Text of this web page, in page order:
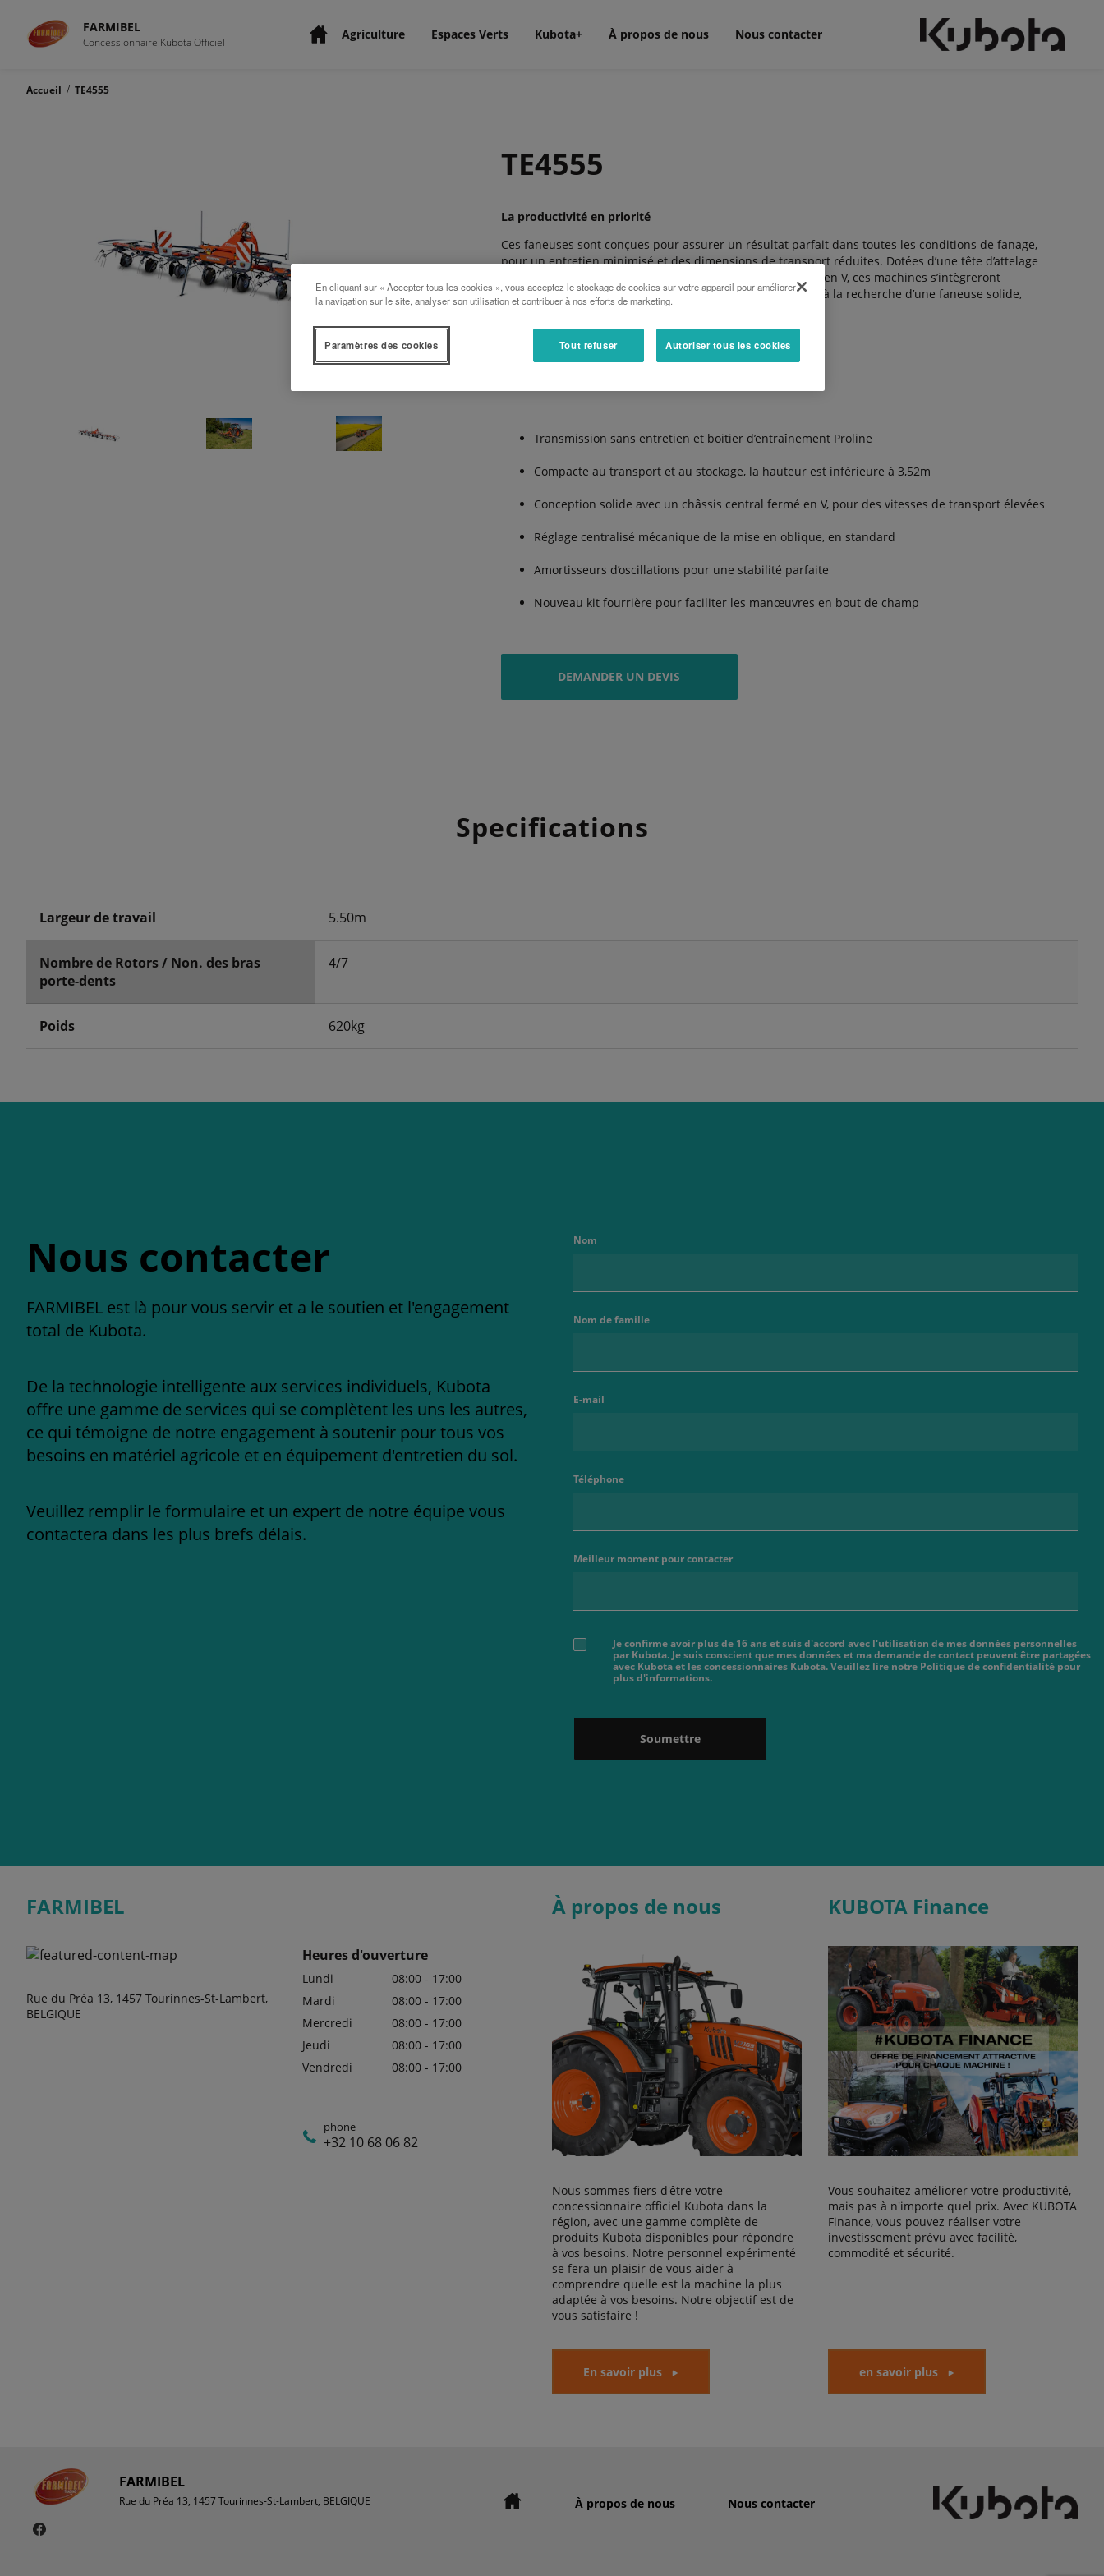
FARMIBEL
Concessionnaire Kubota Officiel Agriculture Espaces Verts Kubota+ À propos de nous Nous contacter
Accueil / TE4555
TE4555
La productivité en priorité
Ces faneuses sont conçues pour assurer un résultat parfait dans toutes les conditions de fanage,
pour un entretien minimisé et des dimensions de transport réduites. Dotées d’une tête d’attelage
robuste entièrement fermée et d’un solide châssis central en V, ces machines s’intègreront
parfaitement aux besoins des agriculteurs professionnels à la recherche d’une faneuse solide,
efficace et polyvalente.
Les avantages:
Transmission sans entretien et boitier d’entraînement Proline
Compacte au transport et au stockage, la hauteur est inférieure à 3,52m
Conception solide avec un châssis central fermé en V, pour des vitesses de transport élevées
Réglage centralisé mécanique de la mise en oblique, en standard
Amortisseurs d’oscillations pour une stabilité parfaite
Nouveau kit fourrière pour faciliter les manœuvres en bout de champ
DEMANDER UN DEVIS
Specifications
Largeur de travail 5.50m
Nombre de Rotors / Non. des bras
porte-dents
4/7
Poids 620kg
Nous contacter
FARMIBEL est là pour vous servir et a le soutien et l'engagement
total de Kubota.
De la technologie intelligente aux services individuels, Kubota
offre une gamme de services qui se complètent les uns les autres,
ce qui témoigne de notre engagement à soutenir pour tous vos
besoins en matériel agricole et en équipement d'entretien du sol.
Veuillez remplir le formulaire et un expert de notre équipe vous
contactera dans les plus brefs délais.
Nom
Nom de famille
E-mail
Téléphone
Meilleur moment pour contacter
Je confirme avoir plus de 16 ans et suis d'accord avec l'utilisation de mes données personnelles
par Kubota. Je suis conscient que mes données et ma demande de contact peuvent être partagées
avec Kubota et les concessionnaires Kubota. Veuillez lire notre Politique de confidentialité pour
plus d'informations.
Soumettre
FARMIBEL
Rue du Préa 13, 1457 Tourinnes-St-Lambert,
BELGIQUE
Heures d'ouverture
Lundi
08:00 - 17:00
Mardi
08:00 - 17:00
Mercredi
08:00 - 17:00
Jeudi
08:00 - 17:00
Vendredi
08:00 - 17:00
phone
+32 10 68 06 82
À propos de nous
Nous sommes fiers d'être votre
concessionnaire officiel Kubota dans la
région, avec une gamme complète de
produits Kubota disponibles pour répondre
à vos besoins. Notre personnel expérimenté
se fera un plaisir de vous aider à
comprendre quelle est la machine la plus
adaptée à vos besoins. Notre objectif est de
vous satisfaire !
En savoir plus
KUBOTA Finance
Vous souhaitez améliorer votre productivité,
mais pas à n'importe quel prix. Avec KUBOTA
Finance, vous pouvez réaliser votre
investissement prévu avec facilité,
commodité et sécurité.
en savoir plus
FARMIBEL
Rue du Préa 13, 1457 Tourinnes-St-Lambert, BELGIQUE À propos de nous Nous contacter
En cliquant sur « Accepter tous les cookies », vous acceptez le stockage de cookies sur votre appareil pour améliorer
la navigation sur le site, analyser son utilisation et contribuer à nos efforts de marketing.
Tout refuser Autoriser tous les cookies
Paramètres des cookies